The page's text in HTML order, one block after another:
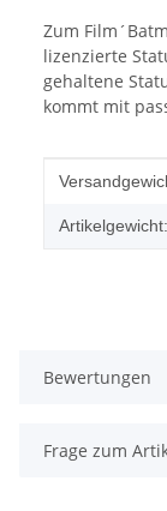
Zum
lizenzierte
gehaltene
kommt mit
Wert
Artikelgewicht:
Bewertungen
Frage zum